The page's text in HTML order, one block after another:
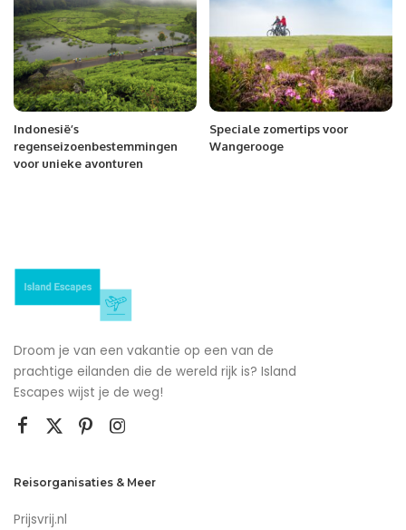
Indonesië’s
regenseizoenbestemmingen
voor unieke avonturen
Speciale zomertips voor
Wangerooge
Droom je van een vakantie op een van de
prachtige eilanden die de wereld rijk is? Island
Escapes wijst je de weg!
Reisorganisaties & Meer
Prijsvrij.nl